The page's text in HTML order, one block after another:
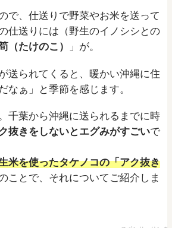
で、仕送りで野菜やお米を送って
仕送りには（野生のイノシシとの
（たけのこ） 」が。
送られてくると、暖かい沖縄に住
なぁ」と季節を感じます。
千葉から沖縄に送られるまでに時
抜きをしないとエグみがすごいで
米を使ったタケノコの「アク抜き
ことで、それについてご紹介しま